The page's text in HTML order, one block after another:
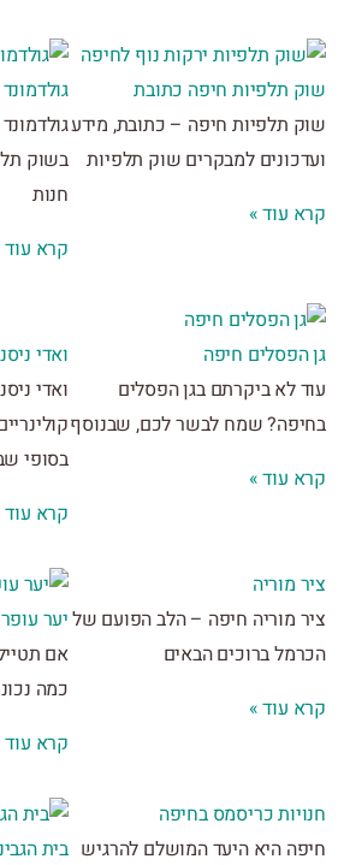
תלפיות חיפה כתובת
תלפיות חיפה – כתובת, מידע
למבקרים שוק תלפיות
עוד »
גולדמונד
גולדמונד
בשוק
קרא עוד »
חיפה
לא ביקרתם בגן הפסלים
שמח לבשר לכם, שבנוסף
עוד »
ואדי
ואדי
קולינריים,
בסופי שבוע
קרא עוד »
מוריה חיפה – הלב הפועם של
ברוכים הבאים
עוד »
יער עופר
אם תטיילו
כמה נכונות
קרא עוד »
כריסמס בחיפה
היא היעד המושלם להרגיש בית הגבינות